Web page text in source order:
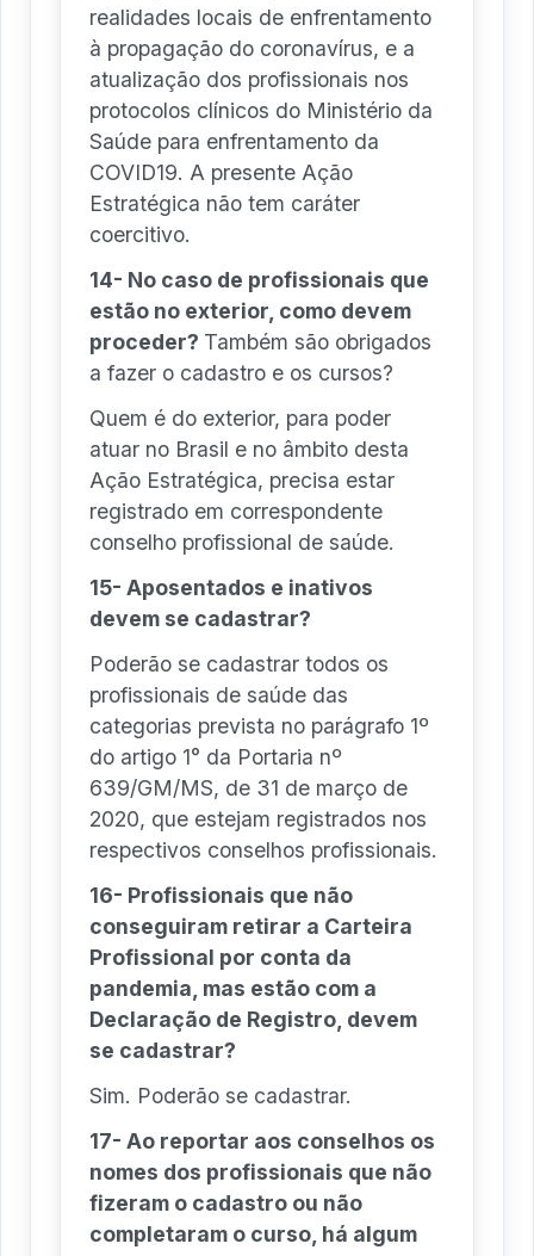
realidades locais de enfrentamento
à propagação do coronavírus, e a
atualização dos profissionais nos
protocolos clínicos do Ministério da
Saúde para enfrentamento da
COVID19. A presente Ação
Estratégica não tem caráter
coercitivo.
14- No caso de profissionais que
estão no exterior, como devem
proceder? Também são obrigados
a fazer o cadastro e os cursos?
Quem é do exterior, para poder
atuar no Brasil e no âmbito desta
Ação Estratégica, precisa estar
registrado em correspondente
conselho profissional de saúde.
15- Aposentados e inativos
devem se cadastrar?
Poderão se cadastrar todos os
profissionais de saúde das
categorias prevista no parágrafo 1º
do artigo 1° da Portaria nº
639/GM/MS, de 31 de março de
2020, que estejam registrados nos
respectivos conselhos profissionais.
16- Profissionais que não
conseguiram retirar a Carteira
Profissional por conta da
pandemia, mas estão com a
Declaração de Registro, devem
se cadastrar?
Sim. Poderão se cadastrar.
17- Ao reportar aos conselhos os
nomes dos profissionais que não
fizeram o cadastro ou não
completaram o curso, há algum